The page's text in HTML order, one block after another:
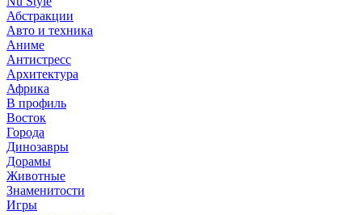
Абстракции
Авто и техника
Аниме
Антистресс
Архитектура
Африка
В профиль
Восток
Города
Динозавры
Дорамы
Животные
Знаменитости
Игры